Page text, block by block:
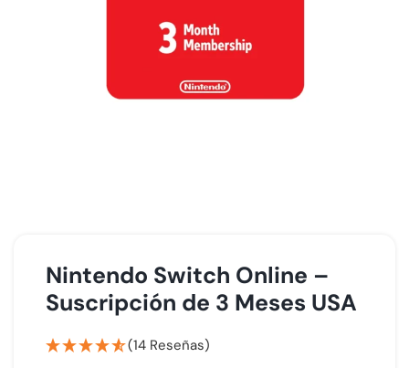
Nintendo Switch Online –
Suscripción de 3 Meses USA
(14 Reseñas)